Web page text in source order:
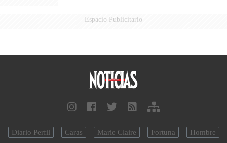
Espacio Publicitario
Diario Perfil Caras Marie Claire Fortuna Hombre